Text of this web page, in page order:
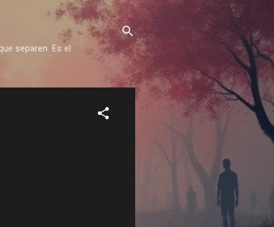
separen. Es el